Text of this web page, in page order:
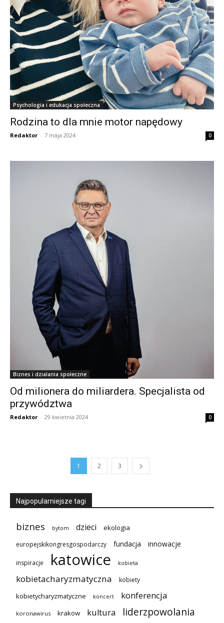
Psychologia i edukacja społeczna
Rodzina to dla mnie motor napędowy
Redaktor - 7 maja 2024 0
Biznes i dzialania społeczne
Od milionera do miliardera. Specjalista od
przywództwa
Redaktor - 29 kwietnia 2024 0
1 2 3
Najpopularniejsze tagi
biznes bytom dzieci ekologia
europejskikongresgospodarczy fundacja innowacje
inspiracje katowice kobieta
kobietacharyzmatyczna kobiety
kobietycharyzmatyczne koncert konferencja
koronawirus krakow kultura liderzpowolania